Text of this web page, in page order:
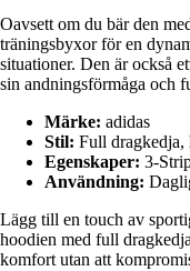
Oavsett om du bär den
träningsbyxor för en
situationer. Den är också
sin andningsförmåga och
Märke: adidas
Stil: Full dragkedja,
Egenskaper: 3-
Användning:
Lägg till en touch av
hoodien med full
komfort utan att